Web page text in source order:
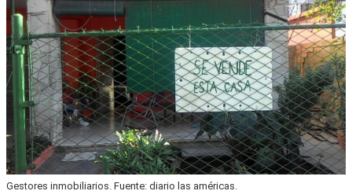
Gestores inmobiliarios. Fuente: diario las américas.